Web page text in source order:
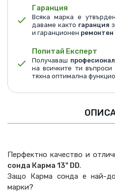
Гаранция
Всяка марка е
даваме както гаранция
и гаранционен ремонтен
Попитай Експерт
Получаваш
на всичките ти
тяхна оптимална
Перфектно качество и
сонда Карма 13" DD.
Защо Карма сонда е най-
марки?